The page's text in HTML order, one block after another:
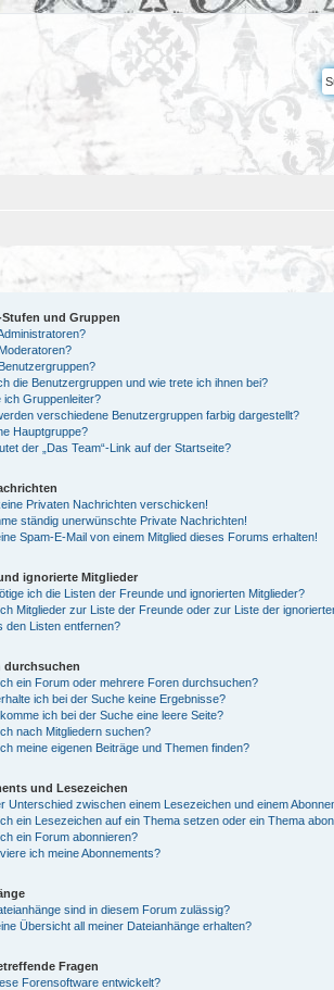
und Gruppen
die Benutzergruppen und wie trete ich ihnen bei?
ich Gruppenleiter?
verschiedene Benutzergruppen farbig dargestellt?
Hauptgruppe?
der „Das Team“-Link auf der Startseite?
Privaten Nachrichten verschicken!
ständig unerwünschte Private Nachrichten!
Spam-E-Mail von einem Mitglied dieses Forums erhalten!
ignorierte Mitglieder
ich die Listen der Freunde und ignorierten Mitglieder?
Mitglieder zur Liste der Freunde oder zur Liste der
den Listen entfernen?
durchsuchen
ein Forum oder mehrere Foren durchsuchen?
ich bei der Suche keine Ergebnisse?
ich bei der Suche eine leere Seite?
nach Mitgliedern suchen?
meine eigenen Beiträge und Themen finden?
und Lesezeichen
Unterschied zwischen einem Lesezeichen und einem
ein Lesezeichen auf ein Thema setzen oder ein Thema
ein Forum abonnieren?
ich meine Abonnements?
sind in diesem Forum zulässig?
Übersicht all meiner Dateianhänge erhalten?
Fragen
Forensoftware entwickelt?